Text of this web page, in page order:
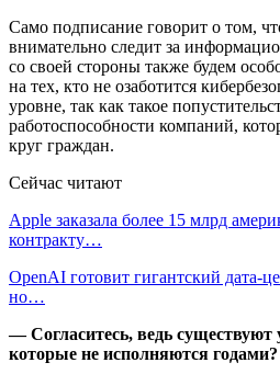
Само подписание говорит о том,
внимательно следит за
со своей стороны также будем
на тех, кто не озаботится
уровне, так как такое
работоспособности компаний,
круг граждан.
Сейчас читают
Apple заказала более 15 млрд
контракту…
OpenAI готовит гигантский дата-
но…
— Согласитесь, ведь существуют
которые не исполняются годами?